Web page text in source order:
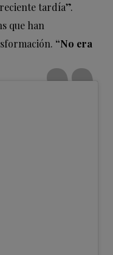
tardía”.
que han
“No era